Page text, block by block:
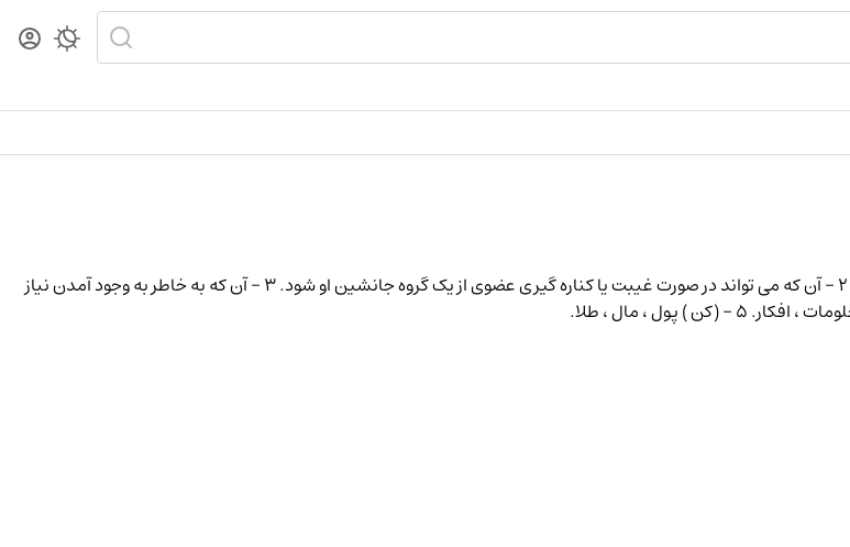
(ذَ رِ) [ ع . ذخیرة ] (اِ.) 1 - پس انداز، اندوخته . ج . ذخایر. 2 - آن که می تواند در صورت غیبت یا کناره گیری عضوی از یک گروه جانشین او شود. 3 - آن که به خاطر به وجود آمدن نیاز